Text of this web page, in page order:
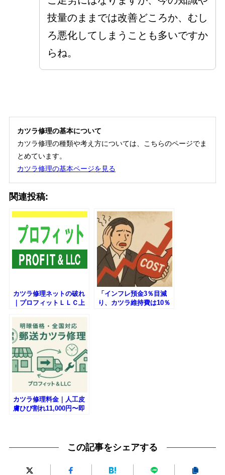
技量のままでは改善どころか、むし
ろ悪化してしまうことも多いですか
らね。
カツラ修理の基本について
カツラ修理の種類や考え方については、こちらのページでま
とめています。
カツラ修理の基本ページを見る
関連投稿:
カツラ修理ネットの破れ
｜プロフィットＬＬＣ上
「インフレ預金3％目減
り、カツラ維持費は10％
カツラ修理料金｜人工皮
膚ひび割れ11,000円〜即
この記事をシェアする